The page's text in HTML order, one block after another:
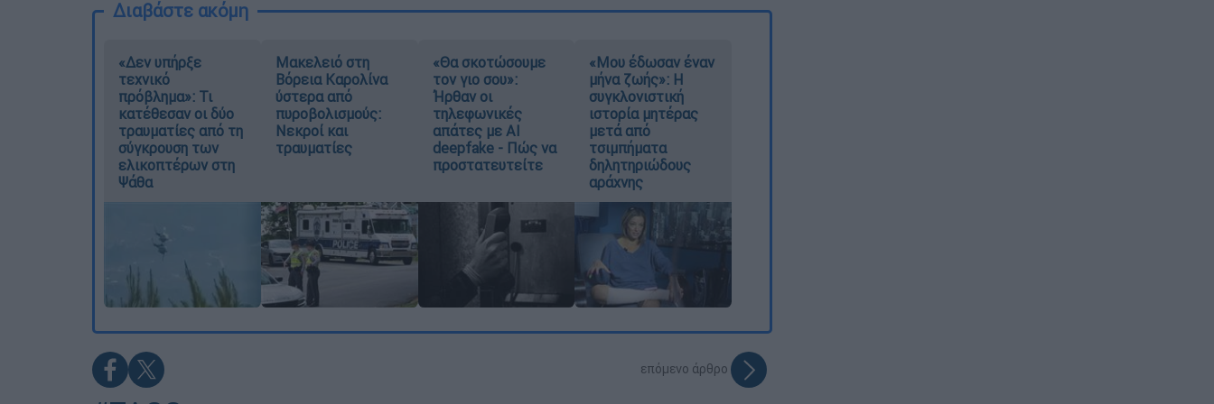
Διαβάστε ακόμη
«Δεν υπήρξε
τεχνικό
πρόβλημα»: Τι
κατέθεσαν οι δύο
τραυματίες από τη
σύγκρουση των
ελικοπτέρων στη
Ψάθα
Μακελειό στη
Βόρεια Καρολίνα
ύστερα από
πυροβολισμούς:
Νεκροί και
τραυματίες
«Θα σκοτώσουμε
τον γιο σου»:
Ήρθαν οι
τηλεφωνικές
απάτες με AI
deepfake - Πώς να
προστατευτείτε
«Μου έδωσαν έναν
μήνα ζωής»: Η
συγκλονιστική
ιστορία μητέρας
μετά από
τσιμπήματα
δηλητηριώδους
αράχνης
επόμενο άρθρο